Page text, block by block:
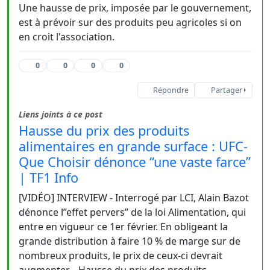
Une hausse de prix, imposée par le gouvernement,
est à prévoir sur des produits peu agricoles si on
en croit l'association.
0 0 0 0
Répondre Partager
Liens joints à ce post
Hausse du prix des produits
alimentaires en grande surface : UFC-
Que Choisir dénonce “une vaste farce”
| TF1 Info
[VIDÉO] INTERVIEW - Interrogé par LCI, Alain Bazot
dénonce l”effet pervers” de la loi Alimentation, qui
entre en vigueur ce 1er février. En obligeant la
grande distribution à faire 10 % de marge sur de
nombreux produits, le prix de ceux-ci devrait